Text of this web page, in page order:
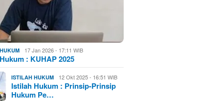
17 Jan 2026 - 17:11 WIB
: KUHAP 2025
ISTILAH HUKUM 12 Okt 2025 - 16:51 WIB
Istilah Hukum : Prinsip-Prinsip
Hukum Pe…